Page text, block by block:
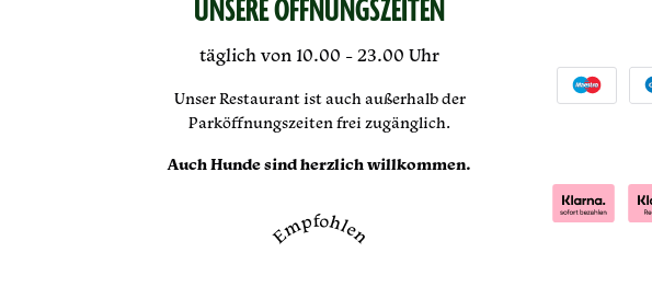
UNSERE ÖFFNUNGSZEITEN
täglich von 10.00 - 23.00 Uhr
Unser Restaurant ist auch außerhalb der
Parköffnungszeiten frei zugänglich.
Auch Hunde sind herzlich willkommen.
Empfohlen